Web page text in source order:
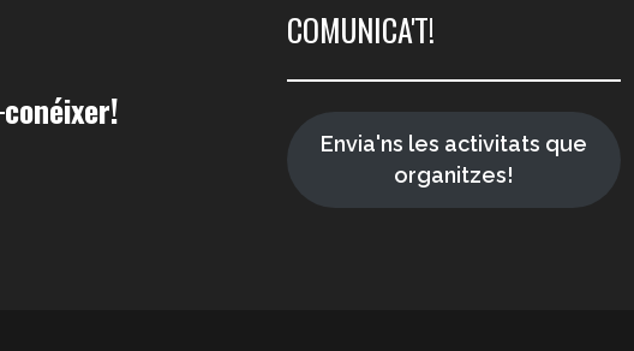
conéixer!
COMUNICA'T!
Envia'ns les activitats que
organitzes!